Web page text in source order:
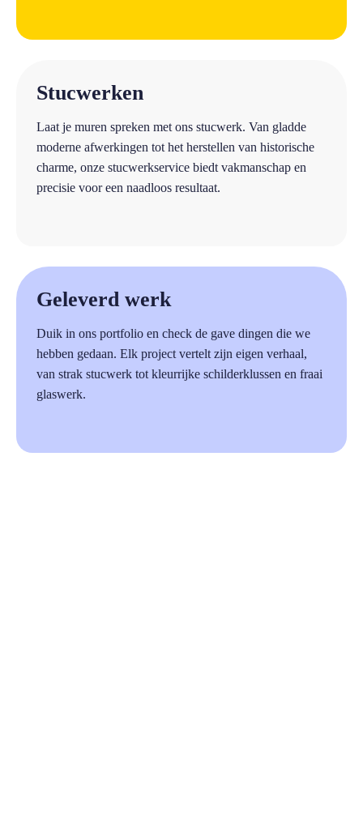
Stucwerken
Laat je muren spreken met ons stucwerk. Van gladde
moderne afwerkingen tot het herstellen van historische
charme, onze stucwerkservice biedt vakmanschap en
precisie voor een naadloos resultaat.
Geleverd werk
Duik in ons portfolio en check de gave dingen die we
hebben gedaan. Elk project vertelt zijn eigen verhaal,
van strak stucwerk tot kleurrijke schilderklussen en fraai
glaswerk.